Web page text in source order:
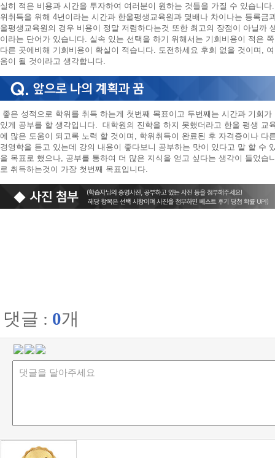
실히 적은 비용과 시간을 투자하여 여러분이 원하는 것들을 가질 수 있습니
위취득을 위해 4년이라는 시간과 한울평생교육원과 몇배나 차이나는 등록금
울평생교육원의 경우 비용이 정말 저렴하다는것 또한 최고의 장점이 아닐까
이라는 단어가 있습니다. 실속 있는 선택을 하기 위해서는 기회비용이 적은
다른 곳에비해 기회비용이 확실이 적습니다. 도전하세요 후회 없을 것이며,
움이 될 것이라고 생각합니다.
좋은 성적으로 학위를 취득 하는게 첫번째 목표이고 두번째는 시간과 기회
있게 공부를 할 생각입니다. 대학원의 진학을 하지 못했더라고 한울 평생 교
에 많은 도움이 되고록 노력 할 것이며, 학위취득이 완료된 후 자격증이나 다
경영학을 듣고 있는데 강의 내용이 좋다보니 공부하는 맛이 있다고 말 할 수
을 목표로 했으나, 공부를 통하여 더 많은 지식을 얻고 싶다는 생각이 들었습
로 취득하는것이 가장 첫번째 목표입니다.
댓글 : 0개